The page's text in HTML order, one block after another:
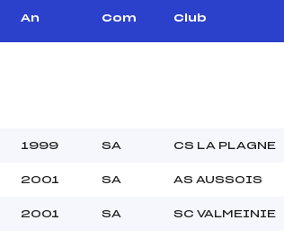
Altitude arrivée :
Nombre de portes :
Traceur :
An Com Club
1999 SA CS LA PLAGNE
2001 SA AS AUSSOIS
2001 SA SC VALMEINIE